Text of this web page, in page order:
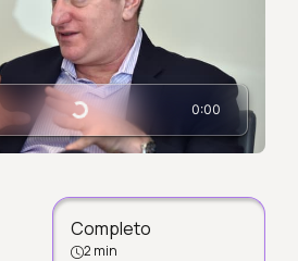
Carregando... 0:00
Completo
2 min